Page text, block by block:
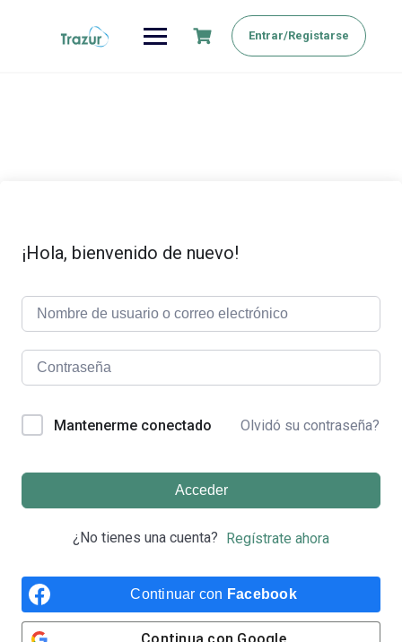
Entrar/Registarse
¡Hola, bienvenido de nuevo!
Mantenerme conectado Olvidó su contraseña?
Acceder
¿No tienes una cuenta? Regístrate ahora
Continuar con Facebook